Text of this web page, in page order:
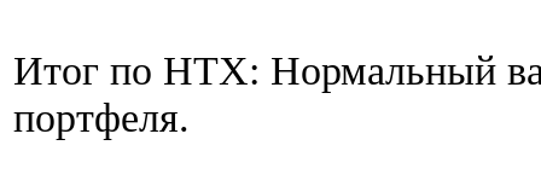
Итог по HTX: Нормальный
портфеля.